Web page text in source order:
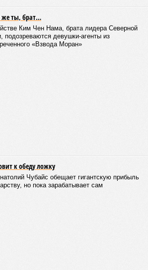
же ты, брат…
Ким Чен Нама, брата лидера Северной
подозреваются девушки-агенты из
«Взвода Моран»
к обеду ложку
Чубайс обещает гигантскую прибыль
но пока зарабатывает сам